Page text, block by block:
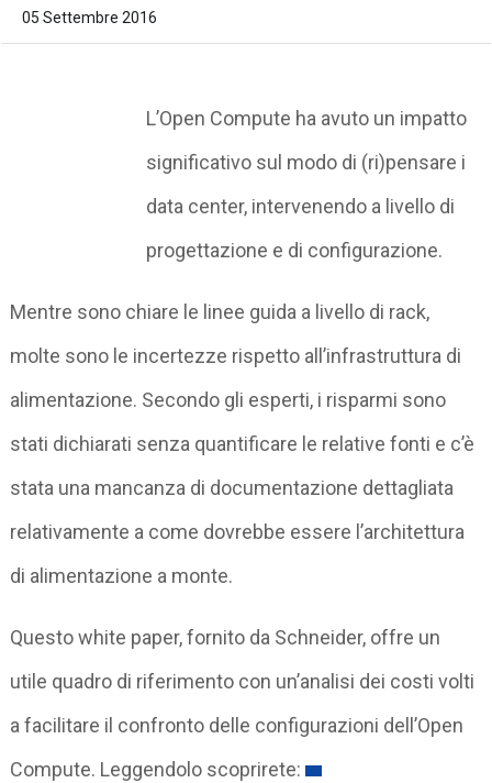
05 Settembre 2016
L’Open Compute ha avuto un impatto
significativo sul modo di (ri)pensare i
data center, intervenendo a livello di
progettazione e di configurazione.
Mentre sono chiare le linee guida a livello di rack,
molte sono le incertezze rispetto all’infrastruttura di
alimentazione. Secondo gli esperti, i risparmi sono
stati dichiarati senza quantificare le relative fonti e c’è
stata una mancanza di documentazione dettagliata
relativamente a come dovrebbe essere l’architettura
di alimentazione a monte.
Questo white paper, fornito da Schneider, offre un
utile quadro di riferimento con un’analisi dei costi volti
a facilitare il confronto delle configurazioni dell’Open
Compute. Leggendolo scoprirete: